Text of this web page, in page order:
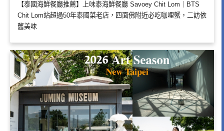
【泰國海鮮餐廳推薦】上味泰海鮮餐廳 Savoey Chit Lom｜BTS
Chit Lom站超過50年泰國菜老店，四面佛附近必吃咖哩蟹，二訪依
舊美味